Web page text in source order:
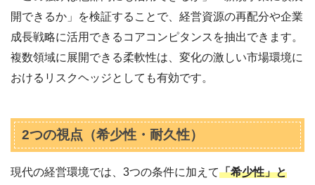
開できるか」を検証することで、経営資源の再配分や企業
成長戦略に活用できるコアコンピタンスを抽出できます。
複数領域に展開できる柔軟性は、変化の激しい市場環境に
おけるリスクヘッジとしても有効です。
2つの視点（希少性・耐久性）
現代の経営環境では、3つの条件に加えて「希少性」と